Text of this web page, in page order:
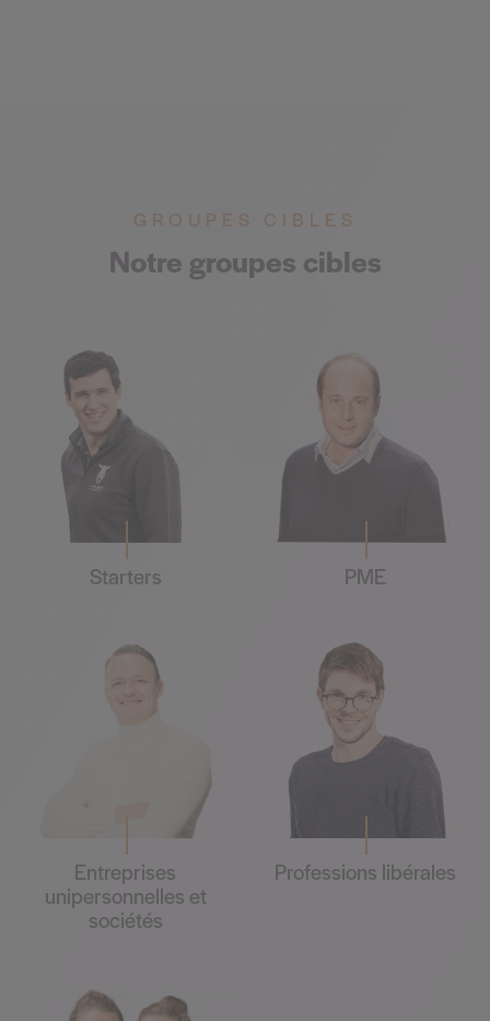
GROUPES CIBLES
Notre groupes cibles
Starters PME
Entreprises
unipersonnelles et
sociétés
Professions libérales